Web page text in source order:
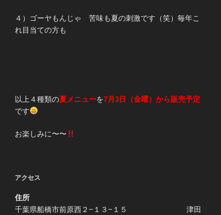
４）ゴーヤもんじゃ 苦味も夏の刺激です（笑）毎年こ
れ目当ての方も
以上４種類の夏メニューを7月3日（金曜）から販売予定
です
お楽しみに〜〜
アクセス
住所
千葉県船橋市前原西２−１３−１５ 津田